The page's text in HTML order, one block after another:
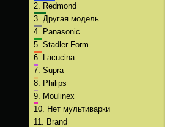
2.
Redmond
3. Другая модель
4.
Panasonic
5. Stadler Form
6.
Lacucina
7. Supra
8.
Philips
9.
Moulinex
10.
Нет мультиварки
11.
Brand